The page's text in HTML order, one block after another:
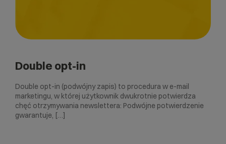
Double opt-in
Double opt-in (podwójny zapis) to procedura w e-mail
marketingu, w której użytkownik dwukrotnie potwierdza
chęć otrzymywania newslettera: Podwójne potwierdzenie
gwarantuje, […]